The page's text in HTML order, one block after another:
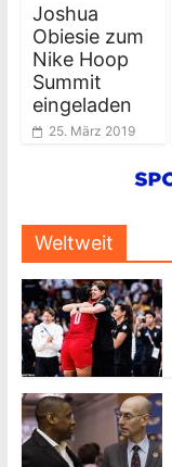
Joshua
Obiesie zum
Nike Hoop
Summit
eingeladen
25. März 2019
Weltweit